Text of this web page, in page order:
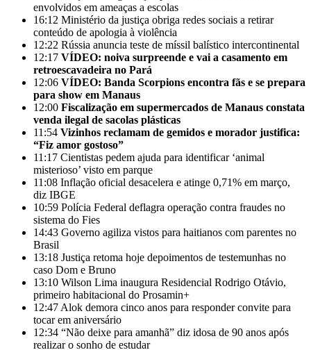
envolvidos em ameaças a escolas
16:12 Ministério da justiça obriga redes sociais a retirar
conteúdo de apologia à violência
12:22 Rússia anuncia teste de míssil balístico intercontinental
12:17 VÍDEO: noiva surpreende e vai a casamento em
retroescavadeira no Pará
12:06 VÍDEO: Banda Scorpions encontra fãs e se prepara
para show em Manaus
12:00 Fiscalização em supermercados de Manaus constata
venda ilegal de sacolas plásticas
11:54 Vizinhos reclamam de gemidos e morador justifica:
“Fiz amor gostoso”
11:17 Cientistas pedem ajuda para identificar ‘animal
misterioso’ visto em parque
11:08 Inflação oficial desacelera e atinge 0,71% em março,
diz IBGE
10:59 Polícia Federal deflagra operação contra fraudes no
sistema do Fies
14:43 Governo agiliza vistos para haitianos com parentes no
Brasil
13:18 Justiça retoma hoje depoimentos de testemunhas no
caso Dom e Bruno
13:10 Wilson Lima inaugura Residencial Rodrigo Otávio,
primeiro habitacional do Prosamin+
12:47 Alok demora cinco anos para responder convite para
tocar em aniversário
12:34 “Não deixe para amanhã” diz idosa de 90 anos após
realizar o sonho de estudar